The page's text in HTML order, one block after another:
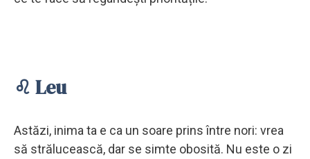
♌ Leu
Astăzi, inima ta e ca un soare prins între nori: vrea
să strălucească, dar se simte obosită. Nu este o zi